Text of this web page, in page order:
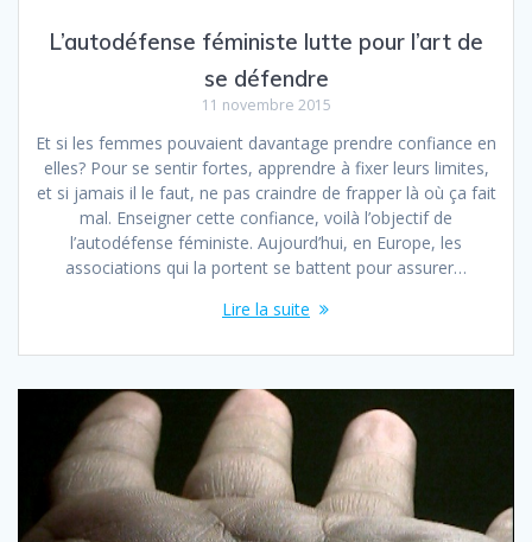
L’autodéfense féministe lutte pour l’art de
se défendre
11 novembre 2015
Et si les femmes pouvaient davantage prendre confiance en
elles? Pour se sentir fortes, apprendre à fixer leurs limites,
et si jamais il le faut, ne pas craindre de frapper là où ça fait
mal. Enseigner cette confiance, voilà l’objectif de
l’autodéfense féministe. Aujourd’hui, en Europe, les
associations qui la portent se battent pour assurer…
Lire la suite